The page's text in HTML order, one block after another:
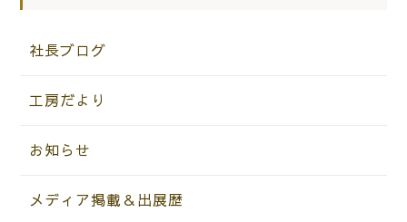
社長ブログ
工房だより
お知らせ
メディア掲載＆出展歴